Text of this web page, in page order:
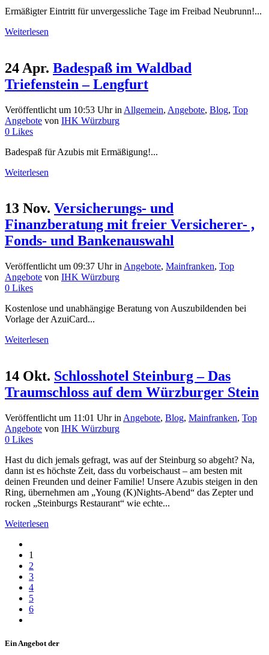
Ermäßigter Eintritt für unvergessliche Tage im Freibad Neubrunn!...
Weiterlesen
24 Apr. Badespaß im Waldbad
Triefenstein – Lengfurt
Veröffentlicht um 10:53 Uhrin Allgemein, Angebote, Blog, Top
Angebote von IHK Würzburg
0 Likes
Badespaß für Azubis mit Ermäßigung!...
Weiterlesen
13 Nov. Versicherungs- und
Finanzberatung mit freier Versicherer- ,
Fonds- und Bankenauswahl
Veröffentlicht um 09:37 Uhrin Angebote, Mainfranken, Top
Angebote von IHK Würzburg
0 Likes
Kostenlose und unabhängige Beratung von Auszubildenden bei
Vorlage der AzuiCard...
Weiterlesen
14 Okt. Schlosshotel Steinburg – Das
Traumschloss auf dem Würzburger Stein
Veröffentlicht um 11:01 Uhrin Angebote, Blog, Mainfranken, Top
Angebote von IHK Würzburg
0 Likes
Hast du dich jemals gefragt, was auf der Steinburg so abgeht? Na,
dann ist es höchste Zeit, dass du vorbeischaust – am besten mit
deinen Freunden und deiner Familie! Unsere Azubis steigen in den
Ring, übernehmen am „Young (K)Nights-Abend“ das Zepter und
rocken „Steinburgs Restaurant“ wie echte...
Weiterlesen
1
2
3
4
5
6
Ein Angebot der